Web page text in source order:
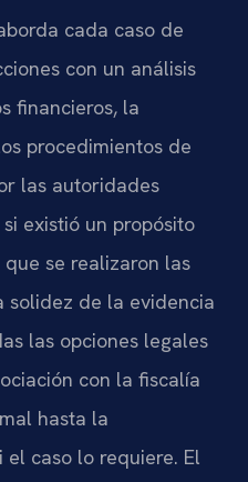
cada caso de
con un análisis
financieros, la
procedimientos de
las autoridades
existió un propósito
se realizaron las
solidez de la evidencia
las opciones legales
con la fiscalía
hasta la
el caso lo requiere. El